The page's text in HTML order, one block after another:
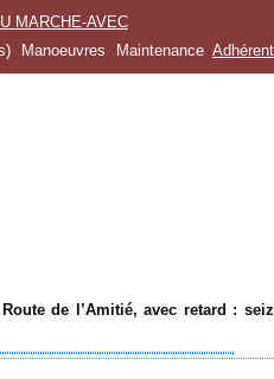
MARCHE-AVEC
Manoeuvres Maintenance
Route de l’Amitié, avec retard :